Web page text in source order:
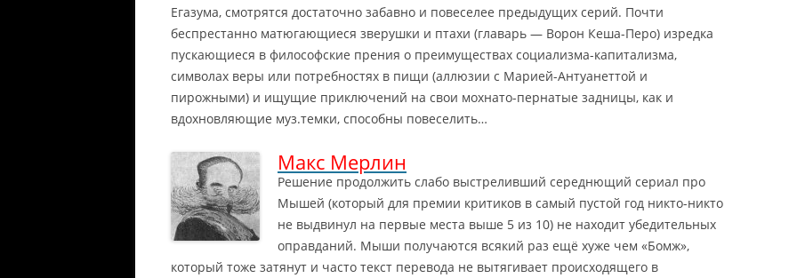
Егазума, смотрятся достаточно забавно и повеселее предыдущих серий. Почти
беспрестанно матюгающиеся зверушки и птахи (главарь — Ворон Кеша-Перо) изредка
пускающиеся в философские прения о преимуществах социализма-капитализма,
символах веры или потребностях в пищи (аллюзии с Марией-Антуанеттой и
пирожными) и ищущие приключений на свои мохнато-пернатые задницы, как и
вдохновляющие муз.темки, способны повеселить…
Макс Мерлин
Решение продолжить слабо выстреливший середнющий сериал про
Мышей (который для премии критиков в самый пустой год никто-никто
не выдвинул на первые места выше 5 из 10) не находит убедительных
оправданий. Мыши получаются всякий раз ещё хуже чем «Бомж»,
который тоже затянут и часто текст перевода не вытягивает происходящего в